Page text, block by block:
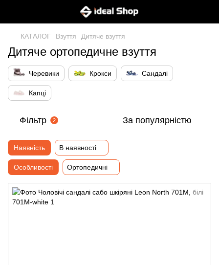
КАТАЛОГ Взуття Дитяче взуття
Дитяче ортопедичне взуття
Черевики Крокси Сандалі
Капці
Фільтр 2 За популярністю
Наявність В наявності
Особливості Ортопедичні